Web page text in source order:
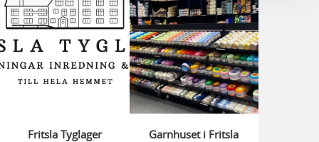
Fritsla Tyglager Garnhuset i Fritsla